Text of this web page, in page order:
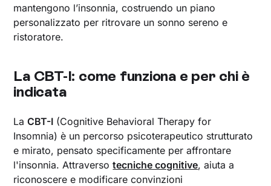
mantengono l’insonnia, costruendo un piano
personalizzato per ritrovare un sonno sereno e
ristoratore.
La CBT-I: come funziona e per chi è
indicata
LaCBT-I (Cognitive Behavioral Therapy for
Insomnia) è un percorso psicoterapeutico strutturato
e mirato, pensato specificamente per affrontare
l'insonnia. Attraversotecniche cognitive, aiuta a
riconoscere e modificare convinzioni